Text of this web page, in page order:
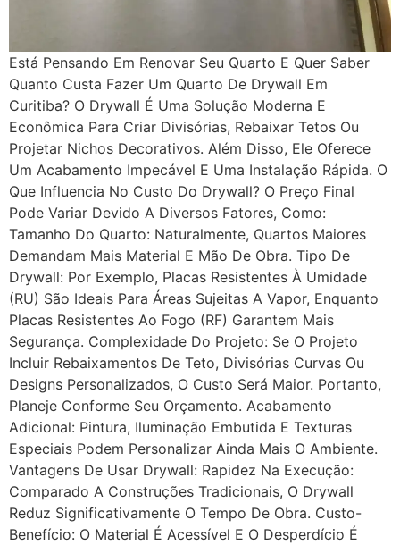
Está Pensando Em Renovar Seu Quarto E Quer Saber
Quanto Custa Fazer Um Quarto De Drywall Em
Curitiba? O Drywall É Uma Solução Moderna E
Econômica Para Criar Divisórias, Rebaixar Tetos Ou
Projetar Nichos Decorativos. Além Disso, Ele Oferece
Um Acabamento Impecável E Uma Instalação Rápida. O
Que Influencia No Custo Do Drywall? O Preço Final
Pode Variar Devido A Diversos Fatores, Como:
Tamanho Do Quarto: Naturalmente, Quartos Maiores
Demandam Mais Material E Mão De Obra. Tipo De
Drywall: Por Exemplo, Placas Resistentes À Umidade
(RU) São Ideais Para Áreas Sujeitas A Vapor, Enquanto
Placas Resistentes Ao Fogo (RF) Garantem Mais
Segurança. Complexidade Do Projeto: Se O Projeto
Incluir Rebaixamentos De Teto, Divisórias Curvas Ou
Designs Personalizados, O Custo Será Maior. Portanto,
Planeje Conforme Seu Orçamento. Acabamento
Adicional: Pintura, Iluminação Embutida E Texturas
Especiais Podem Personalizar Ainda Mais O Ambiente.
Vantagens De Usar Drywall: Rapidez Na Execução:
Comparado A Construções Tradicionais, O Drywall
Reduz Significativamente O Tempo De Obra. Custo-
Benefício: O Material É Acessível E O Desperdício É